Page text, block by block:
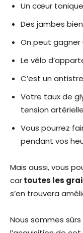
Un cœur
Des jambes
On peut gagner
Le vélo
C’est un
Votre taux de
tension
Vous pourrez
pendant vos
Mais aussi, vous
cartoutes les
s’en trouvera
Nous sommes